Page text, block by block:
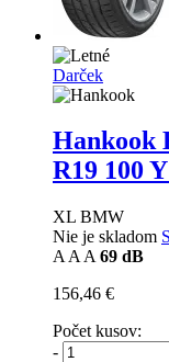
Darček
Hankook
R19 100
XL BMW
Nie je skladom
A A A 69 dB
156,46 €
Počet kusov:
-